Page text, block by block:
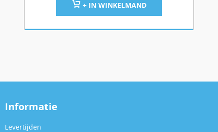
+ IN WINKELMAND
Informatie
Levertijden